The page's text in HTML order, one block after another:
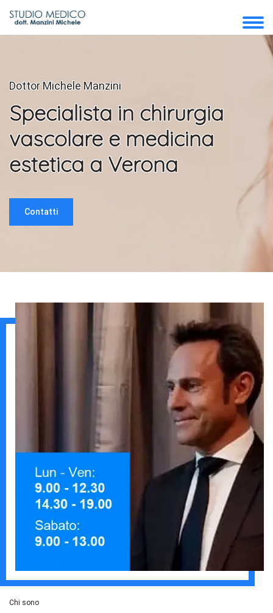
Dottor Michele Manzini
Specialista in chirurgia
vascolare e medicina
estetica a Verona
Contatti
Chi sono